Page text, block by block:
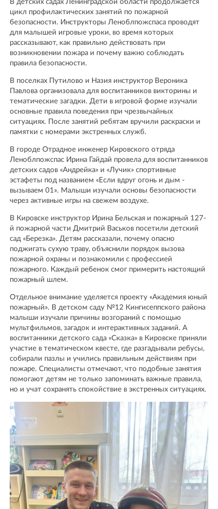
В детских садах Ленинградской области продолжается
цикл профилактических занятий по пожарной
безопасности. Инструкторы Леноблпожспаса проводят
для малышей игровые уроки, во время которых
рассказывают, как правильно действовать при
возникновении пожара и почему важно соблюдать
правила безопасности.
В поселках Путилово и Назия инструктор Вероника
Павлова организовала для воспитанников викторины и
тематические загадки. Дети в игровой форме изучали
основные правила поведения при чрезвычайных
ситуациях. После занятий ребятам вручили раскраски и
памятки с номерами экстренных служб.
В городе Отрадное инженер Кировского отряда
Леноблпожспас Ирина Гайдай провела для воспитанников
детских садов «Андрейка» и «Лучик» спортивные
эстафеты под названием «Если вдруг огонь и дым -
вызываем 01». Малыши изучали основы безопасности
через активные игры на свежем воздухе.
В Кировске инструктор Ирина Бельская и пожарный 127-
й пожарной части Дмитрий Васьков посетили детский
сад «Березка». Детям рассказали, почему опасно
поджигать сухую траву, объяснили порядок вызова
пожарной охраны и познакомили с профессией
пожарного. Каждый ребенок смог примерить настоящий
пожарный шлем.
Отдельное внимание уделяется проекту «Академия юный
пожарный». В детском саду №12 Кингисеппского района
малыши изучали причины возгораний с помощью
мультфильмов, загадок и интерактивных заданий. А
воспитанники детского сада «Сказка» в Кировске приняли
участие в тематическом квесте, где разгадывали ребусы,
собирали пазлы и учились правильным действиям при
пожаре. Специалисты отмечают, что подобные занятия
помогают детям не только запоминать важные правила,
но и учат сохранять спокойствие в экстренных ситуациях.